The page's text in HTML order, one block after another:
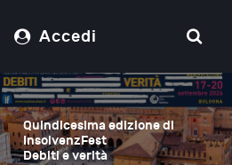
Accedi
Quindicesima edizione di
InsolvenzFest
Debiti e verità